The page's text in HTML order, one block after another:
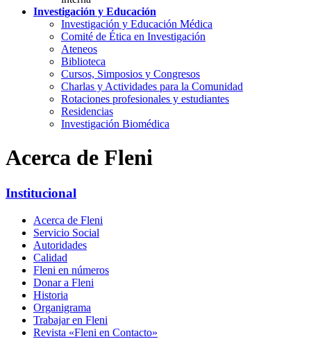
Investigación y Educación
Investigación y Educación Médica
Comité de Ética en Investigación
Ateneos
Biblioteca
Cursos, Simposios y Congresos
Charlas y Actividades para la Comunidad
Rotaciones profesionales y estudiantes
Residencias
Investigación Biomédica
Acerca de Fleni
Institucional
Acerca de Fleni
Servicio Social
Autoridades
Calidad
Fleni en números
Donar a Fleni
Historia
Organigrama
Trabajar en Fleni
Revista «Fleni en Contacto»